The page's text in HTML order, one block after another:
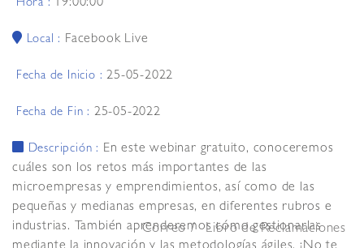
Hora : 19:00:00
Local : Facebook Live
Fecha de Inicio : 25-05-2022
Fecha de Fin : 25-05-2022
Descripción : En este webinar gratuito, conoceremos
cuáles son los retos más importantes de las
microempresas y emprendimientos, así como de las
pequeñas y medianas empresas, en diferentes rubros e
industrias. También aprenderemos cómo gestionarlas
Correo Libro de Reclamaciones